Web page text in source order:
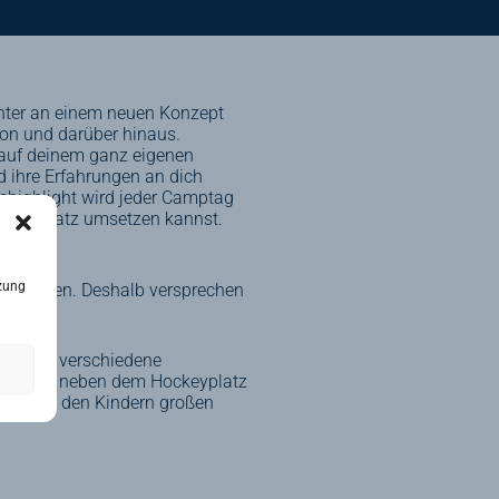
an einem neuen Konzept
und darüber hinaus.
deinem ganz eigenen
ihre Erfahrungen an dich
wird jeder Camptag
Platz umsetzen kannst.
teilen. Deshalb versprechen
du verschiedene
und neben dem Hockeyplatz
den Kindern großen